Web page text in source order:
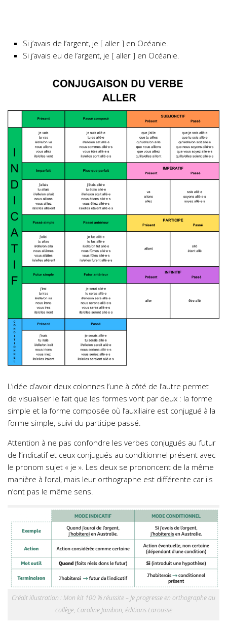
Si j’avais de l’argent, je [ aller ] en Océanie.
Si j’avais eu de l’argent, je [ aller ] en Océanie.
L’idée d’avoir deux colonnes l’une à côté de l’autre permet
de visualiser le fait que les formes vont par deux : la forme
simple et la forme composée où l’auxiliaire est conjugué à la
forme simple, suivi du participe passé.
Attention à ne pas confondre les verbes conjugués au futur
de l’indicatif et ceux conjugués au conditionnel présent avec
le pronom sujet « je ». Les deux se prononcent de la même
manière à l’oral, mais leur orthographe est différente car ils
n’ont pas le même sens.
Crédit illustration : Mon kit 100 % réussite – Je progresse en orthographe au
collège, Caroline Jambon, éditions Larousse